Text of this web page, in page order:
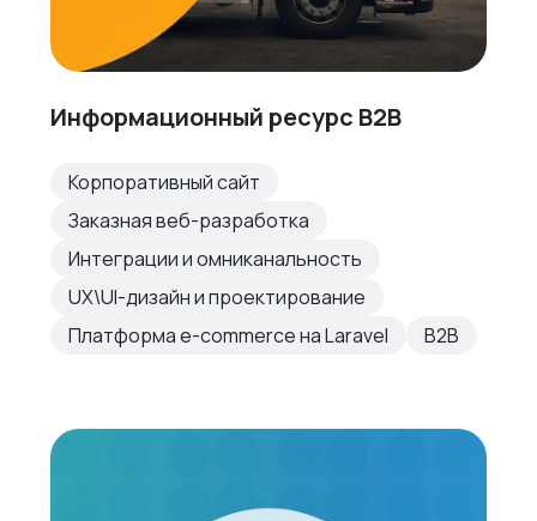
Информационный ресурс B2B
Корпоративный сайт
Заказная веб-разработка
Интеграции и омниканальность
UX\UI-дизайн и проектирование
Платформа e-commerce на Laravel
B2B